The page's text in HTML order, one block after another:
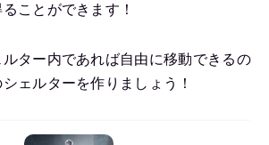
ことができます！
ター内であれば自由に移動できるの
ェルターを作りましょう！